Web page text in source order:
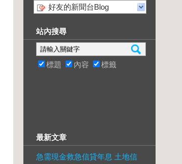
好友的新聞台Blog
站內搜尋
標題 內容 標籤
最新文章
急需現金救急信貸年息 土地信